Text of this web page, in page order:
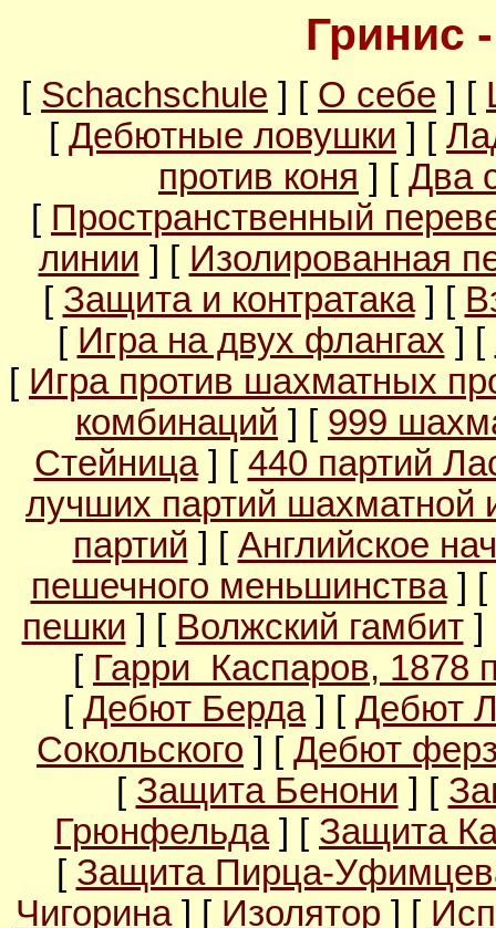
Гринис
[ Schachschule ] [ О себе ] [
[ Дебютные ловушки ] [
против коня ] [ Два
[ Пространственный
линии ] [ Изолированная
[ Защита и контратака] [
[ Игра на двух флангах ] [
[ Игра против шахматных
комбинаций ] [ 999
Стейница] [ 440 партий
лучших партий шахматной
партий ] [ Английское
пешечного меньшинства] [
пешки ] [ Волжский гамбит]
[ Гарри Каспаров, 1878
[ Дебют Берда] [ Дебют
Сокольского ] [ Дебют
[ Защита Бенони ] [
Грюнфельда] [ Защита
[ Защита Пирца-
Чигорина] [ Изолятор ] [